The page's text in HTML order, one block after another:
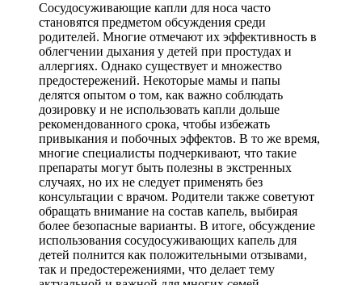
Сосудосуживающие капли для носа часто
становятся предметом обсуждения среди
родителей. Многие отмечают их эффективность в
облегчении дыхания у детей при простудах и
аллергиях. Однако существует и множество
предостережений. Некоторые мамы и папы
делятся опытом о том, как важно соблюдать
дозировку и не использовать капли дольше
рекомендованного срока, чтобы избежать
привыкания и побочных эффектов. В то же время,
многие специалисты подчеркивают, что такие
препараты могут быть полезны в экстренных
случаях, но их не следует применять без
консультации с врачом. Родители также советуют
обращать внимание на состав капель, выбирая
более безопасные варианты. В итоге, обсуждение
использования сосудосуживающих капель для
детей полнится как положительными отзывами,
так и предостережениями, что делает тему